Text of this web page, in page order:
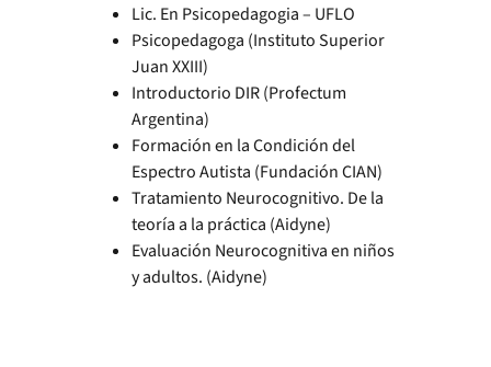
Lic. En Psicopedagogia – UFLO
Psicopedagoga (Instituto Superior
Juan XXIII)
Introductorio DIR (Profectum
Argentina)
Formación en la Condición del
Espectro Autista (Fundación CIAN)
Tratamiento Neurocognitivo. De la
teoría a la práctica (Aidyne)
Evaluación Neurocognitiva en niños
y adultos. (Aidyne)